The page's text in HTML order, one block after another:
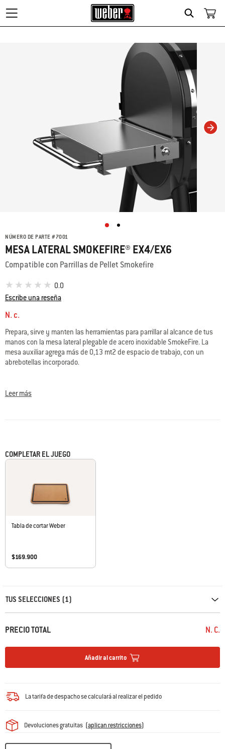
Search
Changing this current slide of this carousel will change the current slide of
NÚMERO DE PARTE #7001
MESA LATERAL SMOKEFIRE® EX4/EX6
Compatible con Parrillas de Pellet Smokefire
0.0
Escribe una reseña
N. c.
Prepara, sirve y manten las herramientas para parrillar al alcance de tus
manos con la mesa lateral plegable de acero inoxidable SmokeFire. La
mesa auxiliar agrega más de 0,13 mt2 de espacio de trabajo, con un
abrebotellas incorporado.
• Agrega 0,13 mt2 de espacio de trabajo y sostiene hasta 18 Kilos de
• Tamaño acorde a la tabla para cortar (la tabla para cortar Weber se
vende por separado)
Leer más
COMPLETAR EL JUEGO
Tabla de cortar Weber
$169.900
TUS SELECCIONES (1)
PRECIO TOTAL N. C.
Añadir al carrito
La tarifa de despacho se calculará al realizar el pedido
Devoluciones gratuitas (aplican restricciones)